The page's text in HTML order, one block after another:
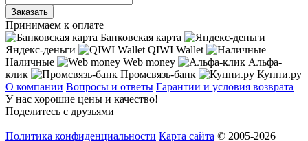
Заказать
Принимаем к оплате
Банковская карта
Яндекс-деньги
QIWI Wallet
Наличные
Web money
Альфа-
клик
Промсвязь-банк
Куппи.ру
О компании Вопросы и ответы Гарантии и условия возврата
У нас хорошие цены и качество!
Поделитесь с друзьями
Политика конфиденциальности Карта сайта © 2005-2026